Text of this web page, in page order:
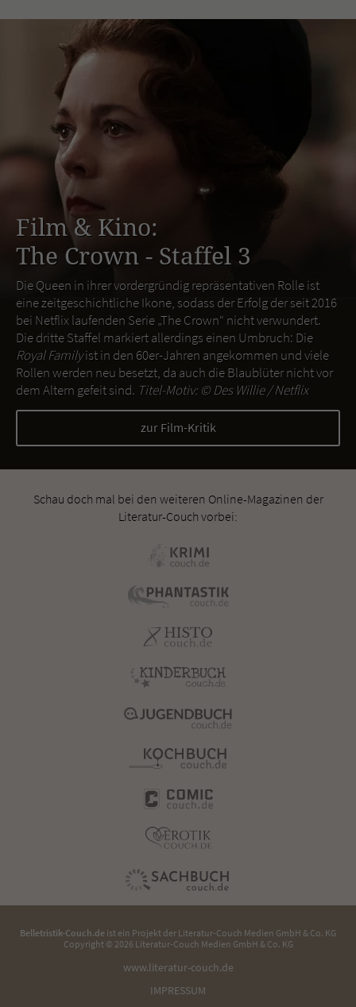
Film & Kino:
The Crown - Staffel 3
Die Queen in ihrer vordergründig repräsentativen Rolle ist
eine zeitgeschichtliche Ikone, sodass der Erfolg der seit 2016
bei Netflix laufenden Serie „The Crown“ nicht verwundert.
Die dritte Staffel markiert allerdings einen Umbruch: Die
Royal Familyist in den 60er-Jahren angekommen und viele
Rollen werden neu besetzt, da auch die Blaublüter nicht vor
dem Altern gefeit sind. Titel-Motiv: ©Des Willie / Netflix
zur Film-Kritik
Schau doch mal bei den weiteren Online-Magazinen der
Literatur-Couch vorbei:
Belletristik-Couch.de ist ein Projekt der Literatur-Couch Medien GmbH & Co. KG
Copyright © 2026 Literatur-Couch Medien GmbH & Co. KG
www.literatur-couch.de
IMPRESSUM